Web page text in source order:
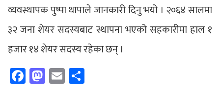
व्यवस्थापक पुष्पा थापाले जानकारी दिनु भयो । २०६४ सालमा
३२ जना शेयर सदस्यबाट स्थापना भएको सहकारीमा हाल १
हजार १४ शेयर सदस्य रहेका छन् ।
Facebook
Mastodon
Email